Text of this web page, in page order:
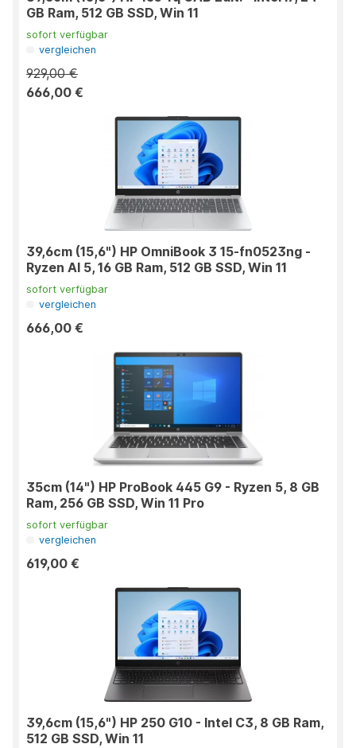
GB Ram, 512 GB SSD, Win 11
sofort verfügbar
vergleichen
929,00 €
666,00 €
39,6cm (15,6") HP OmniBook 3 15-fn0523ng -
Ryzen AI 5, 16 GB Ram, 512 GB SSD, Win 11
sofort verfügbar
vergleichen
666,00 €
35cm (14") HP ProBook 445 G9 - Ryzen 5, 8 GB
Ram, 256 GB SSD, Win 11 Pro
sofort verfügbar
vergleichen
619,00 €
39,6cm (15,6") HP 250 G10 - Intel C3, 8 GB Ram,
512 GB SSD, Win 11